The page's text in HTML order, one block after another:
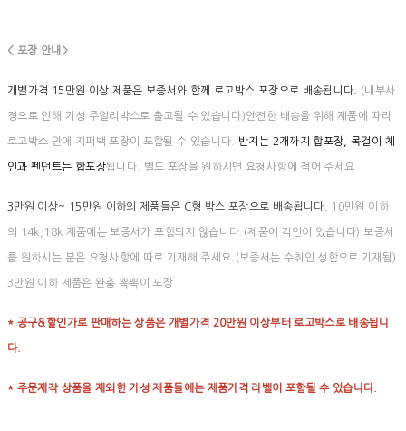
< 포장 안내>
개별가격 15만원 이상 제품은 보증서와 함께 로고박스 포장으로 배송됩니다. (내부사
정으로 인해 기성 주얼리박스로 출고될 수 있습니다)안전한 배송을 위해 제품에 따라
로고박스 안에 지퍼백 포장이 포함될 수 있습니다. 반지는 2개까지 합포장, 목걸이 체
인과 펜던트는 합포장됩니다. 별도 포장을 원하시면 요청사항에 적어 주세요
3만원 이상~ 15만원 이하의 제품들은 C형 박스 포장으로 배송됩니다. 10만원 이하
의 14k,18k 제품에는 보증서가 포함되지 않습니다.(제품에 각인이 있습니다) 보증서
를 원하시는 분은 요청사항에 따로 기재해 주세요.(보증서는 수취인 성함으로 기재됨)
3만원 이하 제품은 완충 뽁뽁이 포장
* 공구&할인가로 판매하는 상품은 개별가격 20만원 이상부터 로고박스로 배송됩니
다.
* 주문제작 상품을 제외한 기성 제품들에는 제품가격 라벨이 포함될 수 있습니다.